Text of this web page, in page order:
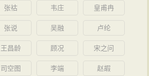
张祜 韦庄 皇甫冉
张说 吴融 卢纶
王昌龄 顾况 宋之问
司空图 李端 赵嘏